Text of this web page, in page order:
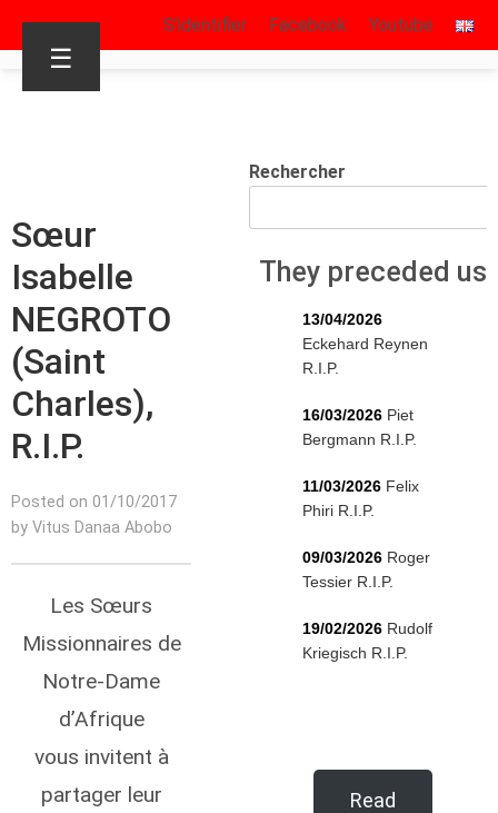
S’identifier Facebook Youtube
☰
Sœur
Isabelle
NEGROTO
(Saint
Charles),
R.I.P.
Posted on 01/10/2017
by Vitus Danaa Abobo
Les Sœurs
Missionnaires de
Notre-Dame
d’Afrique
vous invitent à
partager leur
Rechercher
They preceded us
13/04/2026
Eckehard Reynen
R.I.P.
16/03/2026 Piet
Bergmann R.I.P.
11/03/2026 Felix
Phiri R.I.P.
09/03/2026 Roger
Tessier R.I.P.
19/02/2026 Rudolf
Kriegisch R.I.P.
Read